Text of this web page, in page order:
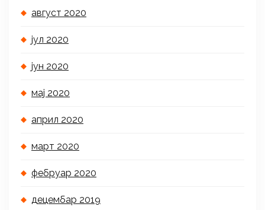
август 2020
јул 2020
јун 2020
мај 2020
април 2020
март 2020
фебруар 2020
децембар 2019